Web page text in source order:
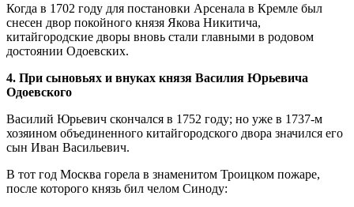
Когда в 1702 году для постановки Арсенала в Кремле был
снесен двор покойного князя Якова Никитича,
китайгородские дворы вновь стали главными в родовом
достоянии Одоевских.
4. При сыновьях и внуках князя Василия Юрьевича
Одоевского
Василий Юрьевич скончался в 1752 году; но уже в 1737-м
хозяином объединенного китайгородского двора значился его
сын Иван Васильевич.
В тот год Москва горела в знаменитом Троицком пожаре,
после которого князь бил челом Синоду: